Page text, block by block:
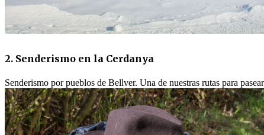
2. Senderismo en la Cerdanya
Senderismo por pueblos de Bellver. Una de nuestras rutas para